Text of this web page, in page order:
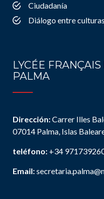
Ciudadanía
Diálogo entre culturas
LYCÉE
PALMA
Dirección:Carrer Illes
07014 Palma, Islas
teléfono: +34
Email: